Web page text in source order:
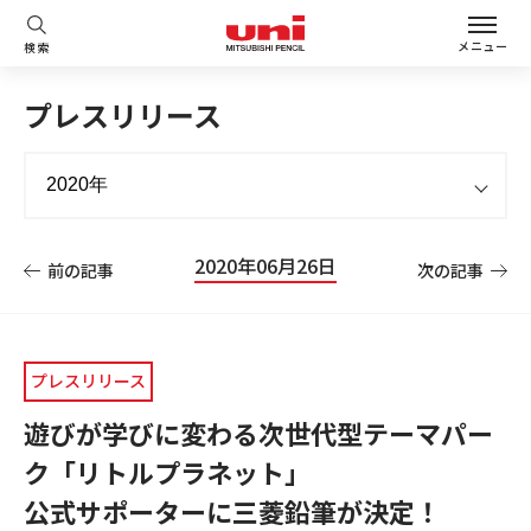
検索 メニュー
プレスリリース
前の記事 2020年06月26日 次の記事
プレスリリース
遊びが学びに変わる次世代型テーマパー
ク「リトルプラネット」
公式サポーターに三菱鉛筆が決定！